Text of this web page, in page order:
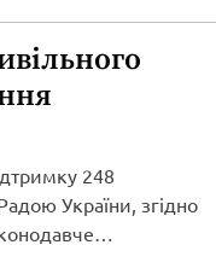
248
України, згідно